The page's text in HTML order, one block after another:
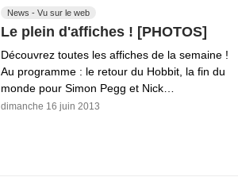
News - Vu sur le web
Le plein d'affiches ! [PHOTOS]
Découvrez toutes les affiches de la semaine !
Au programme : le retour du Hobbit, la fin du
monde pour Simon Pegg et Nick…
dimanche 16 juin 2013